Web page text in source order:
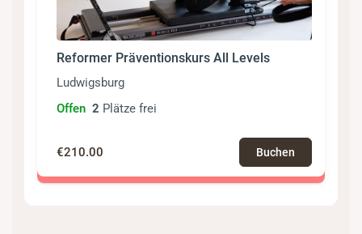
Reformer Präventionskurs All Levels
Ludwigsburg
Offen 2 Plätze frei
€210.00 Buchen